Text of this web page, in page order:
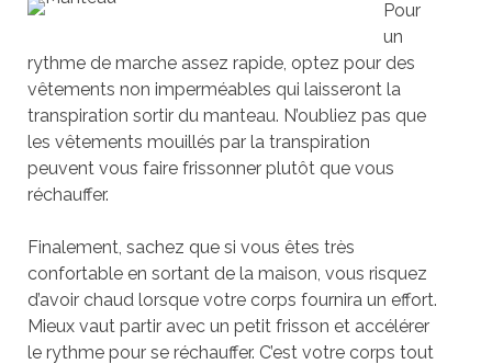
Pour
un
rythme de marche assez rapide, optez pour des
vêtements non imperméables qui laisseront la
transpiration sortir du manteau. N’oubliez pas que
les vêtements mouillés par la transpiration
peuvent vous faire frissonner plutôt que vous
réchauffer.
Finalement, sachez que si vous êtes très
confortable en sortant de la maison, vous risquez
d’avoir chaud lorsque votre corps fournira un effort.
Mieux vaut partir avec un petit frisson et accélérer
le rythme pour se réchauffer. C’est votre corps tout